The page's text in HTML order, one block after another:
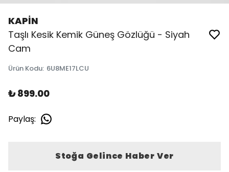
KAPİN
Taşlı Kesik Kemik Güneş Gözlüğü - Siyah
Cam
Ürün Kodu: 6U8ME17LCU
₺ 899.00
Paylaş:
Stoğa Gelince Haber Ver